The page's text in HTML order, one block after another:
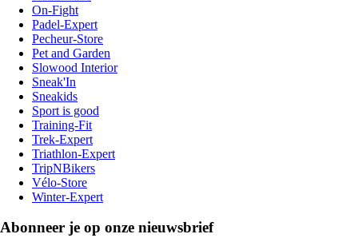
On-Fight
Padel-Expert
Pecheur-Store
Pet and Garden
Slowood Interior
Sneak'In
Sneakids
Sport is good
Training-Fit
Trek-Expert
Triathlon-Expert
TripNBikers
Vélo-Store
Winter-Expert
Abonneer je op onze nieuwsbrief